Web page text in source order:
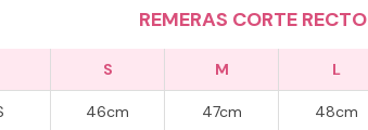
REMERAS CORTE RECTO
S M L
46cm 47cm 48cm